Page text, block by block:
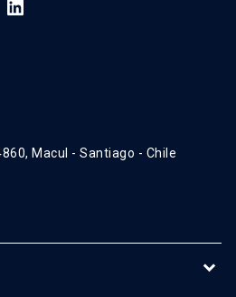
Macul - Santiago - Chile